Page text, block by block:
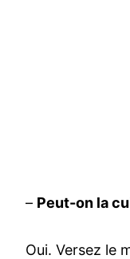
– Peut-on la
Oui. Versez le